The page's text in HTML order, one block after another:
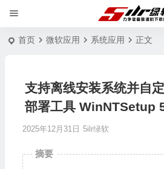
首页 微软应用 系统应用 正文
支持离线安装系统并自
部署工具 WinNTSetup
2025年12月31日 5ilr绿软
摘要